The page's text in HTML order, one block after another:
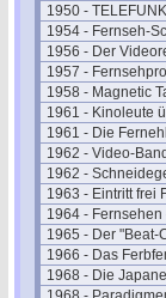
1950 -
1954 - Fernseh-
1956 - Der
1957 -
1958 - Magnetic
1961 - Kinoleute
1961 - Die
1962 - Video-
1962 -
1963 - Eintritt frei
1964 - Fernsehen
1965 - Der "Beat-
1966 - Das
1968 - Die